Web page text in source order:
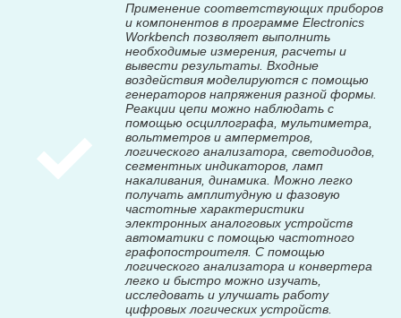
Применение соответствующих приборов
и компонентов в программе Electronics
Workbench позволяет выполнить
необходимые измерения, расчеты и
вывести результаты. Входные
воздействия моделируются с помощью
генераторов напряжения разной формы.
Реакции цепи можно наблюдать с
помощью осциллографа, мультиметра,
вольтметров и амперметров,
логического анализатора, светодиодов,
сегментных индикаторов, ламп
накаливания, динамика. Можно легко
получать амплитудную и фазовую
частотные характеристики
электронных аналоговых устройств
автоматики с помощью частотного
графопостроителя. С помощью
логического анализатора и конвертера
легко и быстро можно изучать,
исследовать и улучшать работу
цифровых логических устройств.